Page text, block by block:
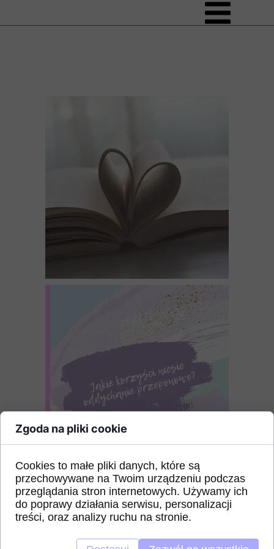
Oddychanie przeponowe
31 sierpnia 2021
Zgoda na pliki cookie
Cookies to małe pliki danych, które są
przechowywane na Twoim urządzeniu podczas
przeglądania stron internetowych. Używamy ich
do poprawy działania serwisu, personalizacji
treści, oraz analizy ruchu na stronie.